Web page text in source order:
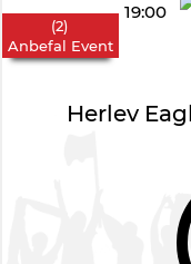
19:00
Herlev
(2)
Anbefal Event